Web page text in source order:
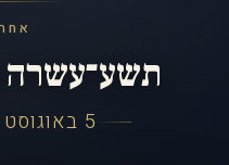
תשע־עשרה
5 באוגוסט 2007 – 2026